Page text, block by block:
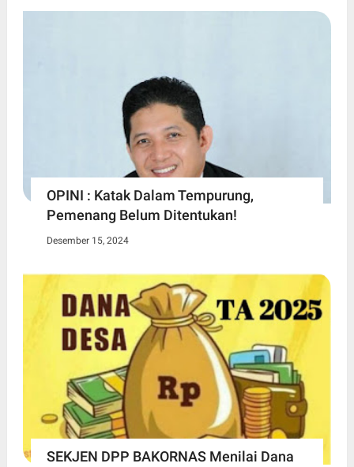
OPINI : Katak Dalam Tempurung,
Pemenang Belum Ditentukan!
Desember 15, 2024
SEKJEN DPP BAKORNAS Menilai Dana